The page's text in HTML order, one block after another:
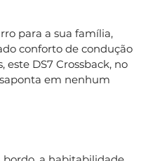
para a sua família,
conforto de condução
este DS7 Crossback, no
em nenhum